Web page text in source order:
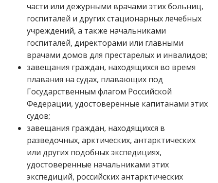
части или дежурными врачами этих больниц,
госпиталей и других стационарных лечебных
учреждений, а также начальниками
госпиталей, директорами или главными
врачами домов для престарелых и инвалидов;
завещания граждан, находящихся во время
плавания на судах, плавающих под
Государственным флагом Российской
Федерации, удостоверенные капитанами этих
судов;
завещания граждан, находящихся в
разведочных, арктических, антарктических
или других подобных экспедициях,
удостоверенные начальниками этих
экспедиций, российских антарктических